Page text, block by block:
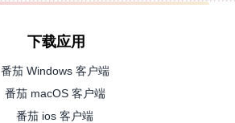
下载应用
番茄 Windows 客户端
番茄 macOS 客户端
番茄 ios 客户端